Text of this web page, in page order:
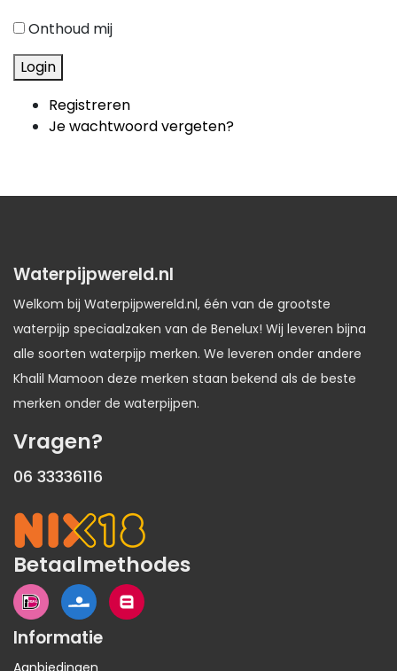
Onthoud mij
Login
Registreren
Je wachtwoord vergeten?
Waterpijpwereld.nl
Welkom bij Waterpijpwereld.nl, één van de grootste
waterpijp speciaalzaken van de Benelux! Wij leveren bijna
alle soorten waterpijp merken. We leveren onder andere
Khalil Mamoon deze merken staan bekend als de beste
merken onder de waterpijpen.
Vragen?
06 33336116
Betaalmethodes
Informatie